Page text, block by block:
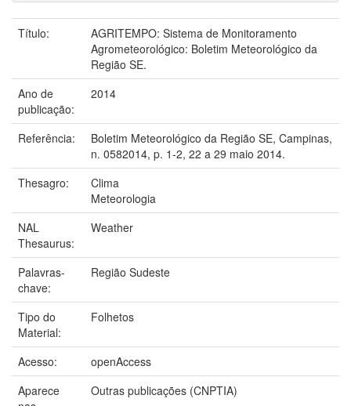
Título:
AGRITEMPO: Sistema de Monitoramento
Agrometeorológico: Boletim Meteorológico da
Região SE.
Ano de
publicação:
2014
Referência:
Boletim Meteorológico da Região SE, Campinas,
n. 0582014, p. 1-2, 22 a 29 maio 2014.
Thesagro:
Clima
Meteorologia
NAL
Thesaurus:
Weather
Palavras-
chave:
Região Sudeste
Tipo do
Material:
Folhetos
Acesso:
openAccess
Aparece
Outras publicações (CNPTIA)